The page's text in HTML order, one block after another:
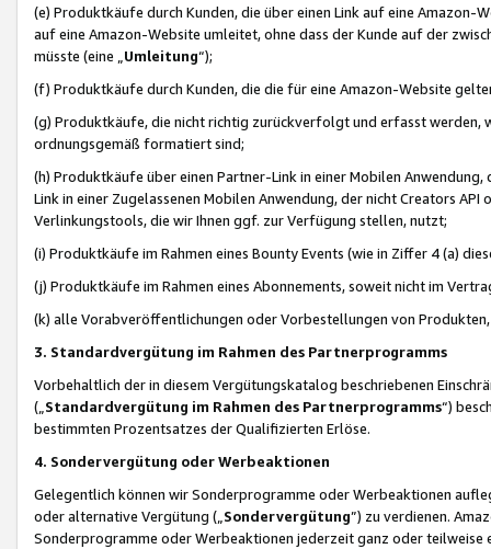
(e) Produktkäufe durch Kunden, die über einen Link auf eine
auf eine Amazon-Website umleitet, ohne dass der Kunde auf der
müsste (eine „ Umleitung“);
(f) Produktkäufe durch Kunden, die die für eine Amazon-Website
(g) Produktkäufe, die nicht richtig zurückverfolgt und erfasst werden,
ordnungsgemäß formatiert sind;
(h) Produktkäufe über einen Partner-Link in einer Mobilen
Link in einer Zugelassenen Mobilen Anwendung, der nicht Creators
Verlinkungstools, die wir Ihnen ggf. zur Verfügung stellen, nutzt;
(i) Produktkäufe im Rahmen eines Bounty Events (wie in Ziffer 4 (a)
(j) Produktkäufe im Rahmen eines Abonnements, soweit nicht im
(k) alle Vorabveröffentlichungen oder Vorbestellungen von
3. Standardvergütung im Rahmen des Partnerprogramms
Vorbehaltlich der in diesem Vergütungskatalog beschriebenen
(„ Standardvergütung im Rahmen des Partnerprogramms“)
bestimmten Prozentsatzes der Qualifizierten Erlöse.
4. Sondervergütung oder Werbeaktionen
Gelegentlich können wir Sonderprogramme oder Werbeaktionen
oder alternative Vergütung („ Sondervergütung”) zu verdienen.
Sonderprogramme oder Werbeaktionen jederzeit ganz oder